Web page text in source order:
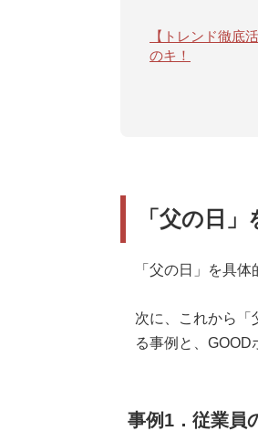
【トレンド徹底
のキ！
「父の日
「父の日」を具
次に、これから「
る事例と、GOOD
事例1．従業員